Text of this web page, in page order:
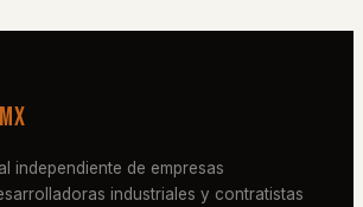
MX
independiente de empresas
industriales y contratistas